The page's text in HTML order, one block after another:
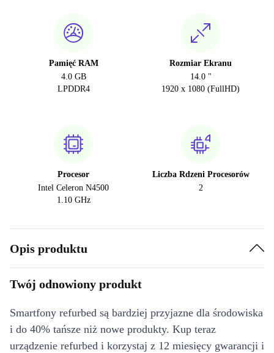
Pamięć RAM
4.0 GB
LPDDR4
Rozmiar Ekranu
14.0 "
1920 x 1080 (FullHD)
Procesor
Intel Celeron N4500
1.10 GHz
Liczba Rdzeni Procesorów
2
Opis produktu
Twój odnowiony produkt
Smartfony refurbed są bardziej przyjazne dla środowiska
i do 40% tańsze niż nowe produkty. Kup teraz
urządzenie refurbed i korzystaj z 12 miesięcy gwarancji i